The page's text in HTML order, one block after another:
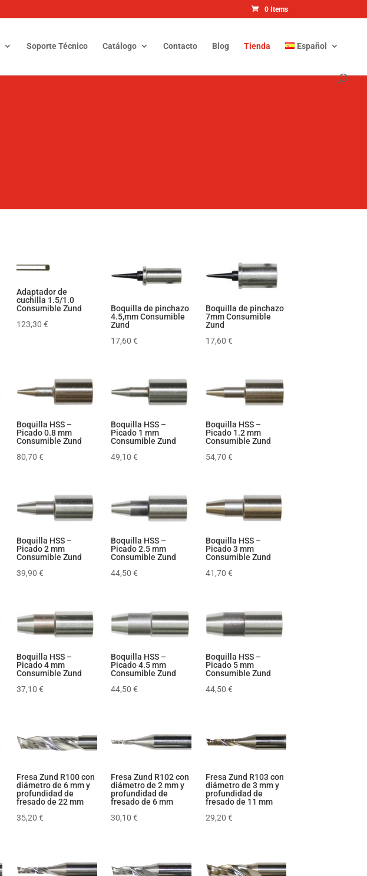
0 Items
Soporte Técnico Catálogo Contacto Blog Tienda Español
Adaptador de
cuchilla 1.5/1.0
Consumible Zund
123,30 €
Boquilla de pinchazo
4.5,mm Consumible
Zund
17,60€
Boquilla de pinchazo
7mm Consumible
Zund
17,60 €
Boquilla HSS –
Picado 0.8 mm
Consumible Zund
80,70 €
Boquilla HSS –
Picado 1 mm
Consumible Zund
49,10€
Boquilla HSS –
Picado 1.2 mm
Consumible Zund
54,70 €
Boquilla HSS –
Picado 2 mm
Consumible Zund
39,90 €
Boquilla HSS –
Picado 2.5 mm
Consumible Zund
44,50€
Boquilla HSS –
Picado 3 mm
Consumible Zund
41,70 €
Boquilla HSS –
Picado 4 mm
Consumible Zund
37,10 €
Boquilla HSS –
Picado 4.5 mm
Consumible Zund
44,50€
Boquilla HSS –
Picado 5 mm
Consumible Zund
44,50 €
Fresa Zund R100 con
diámetro de 6 mm y
profundidad de
fresado de 22 mm
35,20 €
Fresa Zund R102 con
diámetro de 2 mm y
profundidad de
fresado de 6 mm
30,10€
Fresa Zund R103 con
diámetro de 3 mm y
profundidad de
fresado de 11 mm
29,20 €